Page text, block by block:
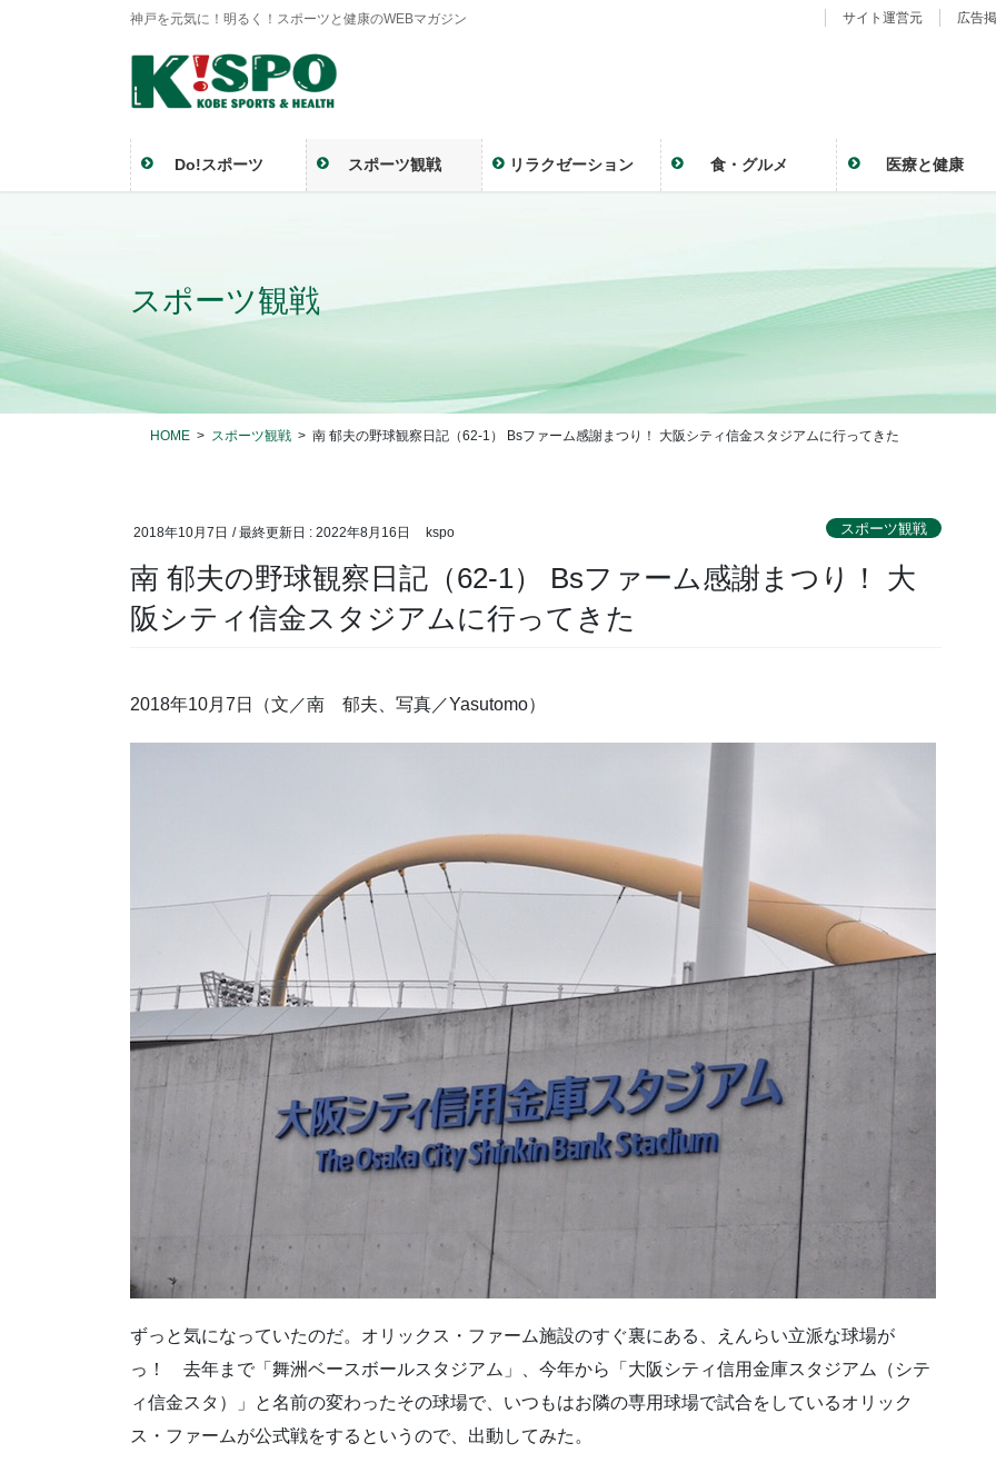
神戸を元気に！明るく！スポーツと健康のWEBマガジン サイト運営元 広告
Do!スポーツ スポーツ観戦 リラクゼーション 食・グルメ 医療と健康
スポーツ観戦
HOME スポーツ観戦 南 郁夫の野球観察日記（62-1） Bsファーム感謝まつり！ 大阪シティ信金スタジアムに行ってきた
2018年10月7日 / 最終更新日 : 2022年8月16日 kspo スポーツ観戦
南 郁夫の野球観察日記（62-1） Bsファーム感謝まつり！ 大
阪シティ信金スタジアムに行ってきた
2018年10月7日（文／南 郁夫、写真／Yasutomo）
ずっと気になっていたのだ。オリックス・ファーム施設のすぐ裏にある、えんらい立派な球場が
っ！ 去年まで「舞洲ベースボールスタジアム」、今年から「大阪シティ信用金庫スタジアム（シテ
ィ信金スタ）」と名前の変わったその球場で、いつもはお隣の専用球場で試合をしているオリック
ス・ファームが公式戦をするというので、出動してみた。